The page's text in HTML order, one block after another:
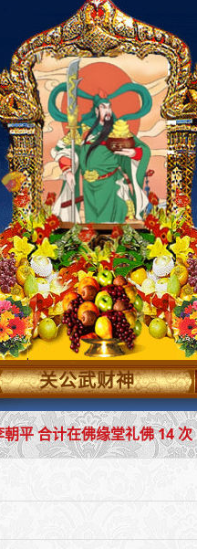
关公武财神
平 合计在佛缘堂礼佛 14 次